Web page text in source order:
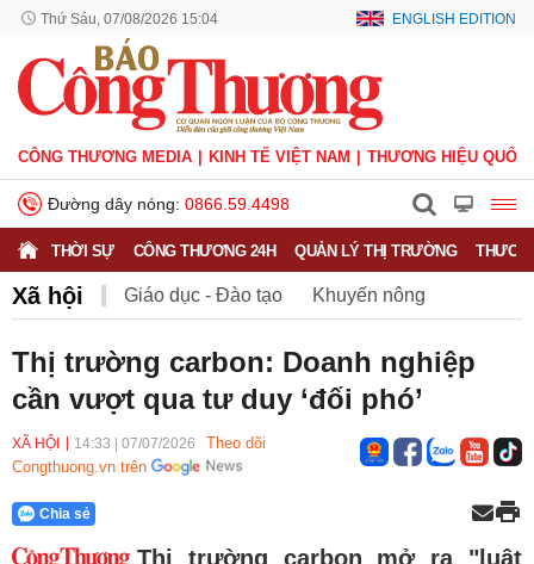
Thứ Sáu, 07/08/2026 15:04 ENGLISH EDITION
CÔNG THƯƠNG MEDIA KINH TẾ VIỆT NAM THƯƠNG HIỆU QUỐC
Đường dây nóng: 0866.59.4498
THỜI SỰ CÔNG THƯƠNG 24H QUẢN LÝ THỊ TRƯỜNG
Xã hội Giáo dục - Đào tạo Khuyến nông
Phát triển bền vững Sức khỏe Việc làm
Thị trường carbon: Doanh nghiệp
cần vượt qua tư duy ‘đối phó’
XÃ HỘI 14:33 07/07/2026
Theo dõi
Congthuong.vn trên
Chia sẻ
Thị trường carbon mở ra "luật